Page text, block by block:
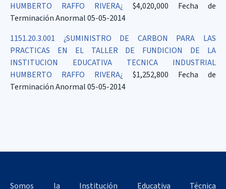
HUMBERTO RAFFO RIVERA¿ $4,020,000 Fecha de
Terminación Anormal 05-05-2014
1151.20.3.001 ¿SUMINISTRO DE CARBON PARA LAS
PRACTICAS EN EL TALLER DE FUNDICION DE LA
INSTITUCION EDUCATIVA TECNICA INDUSTRIAL
HUMBERTO RAFFO RIVERA¿ $1,252,800 Fecha de
Terminación Anormal 05-05-2014
Somos la Institución Educativa Técnica